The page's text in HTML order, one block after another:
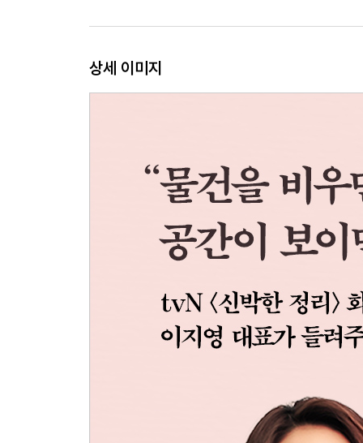
나만의 여유를 즐길 수 있다면 공간이 아니라 물건
잠깐의 기쁨보다 오래 가는 행복감
아이들 책은 ‘꺼내 보고’ 싶도록 전면 책장에 표지
스스로 자기 공간을 정리하는 아이들
정리 DNA보다 더 중요한 것이 있다
스스로 공부하게 만들려면 공부 성향에 맞게 공간
혼자 사는 사람에게도 로망은 있다
먹고, 자고, 놀고, 쉬고 모든 일을 거실에서?
가구도 재구성이 가능하다
Part 2 버리는 게 능사가 아니건만
상세 이미지